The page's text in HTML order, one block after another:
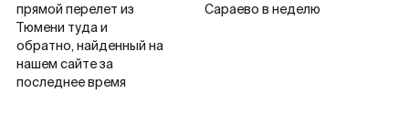
прямой перелет из
Тюмени туда и
обратно, найденный на
нашем сайте за
последнее время
Сараево в неделю